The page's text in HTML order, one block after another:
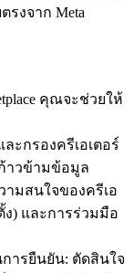
งจาก Meta
คุณจะช่วยให้
ะกรองครีเอเตอร์
าวข้ามข้อมูล
มสนใจของครีเอ
ง) และการร่วมมือ
ารยืนยัน: ตัดสินใจ